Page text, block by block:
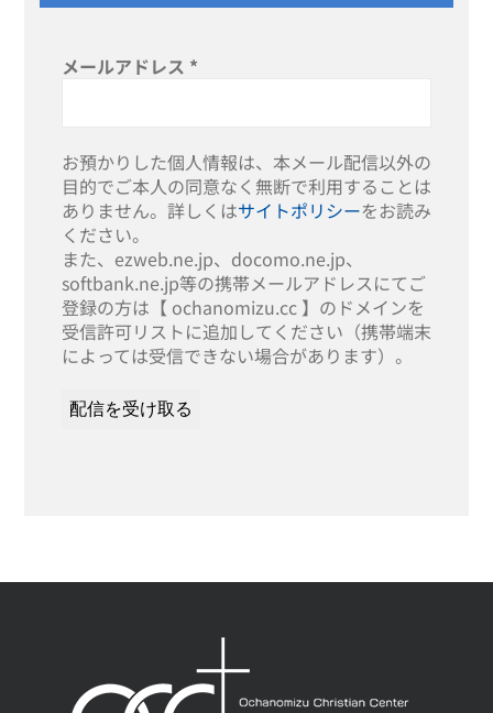
メールアドレス *
お預かりした個人情報は、本メール配信以外の
目的でご本人の同意なく無断で利用することは
ありません。詳しくはサイトポリシーをお読み
ください。
また、ezweb.ne.jp、docomo.ne.jp、
softbank.ne.jp等の携帯メールアドレスにてご
登録の方は【 ochanomizu.cc 】のドメインを
受信許可リストに追加してください（携帯端末
によっては受信できない場合があります）。